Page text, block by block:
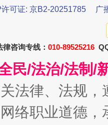
许可证: 京B2-20251785
广
咨询专线： 010-89525216
民/法治/法制/
法律、法规
络职业道德